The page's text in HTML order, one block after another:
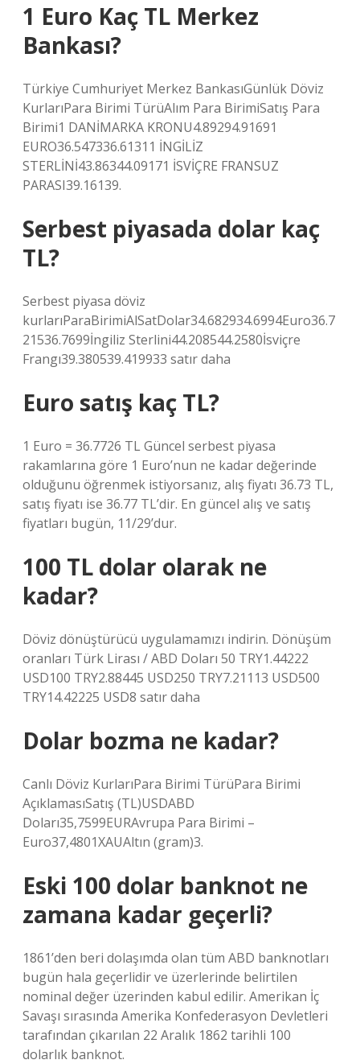
1 Euro Kaç TL Merkez
Bankası?
Türkiye Cumhuriyet Merkez BankasıGünlük Döviz
KurlarıPara Birimi TürüAlım Para BirimiSatış Para
Birimi1 DANİMARKA KRONU4.89294.91691
EURO36.547336.61311 İNGİLİZ
STERLİNİ43.86344.09171 İSVİÇRE FRANSUZ
PARASI39.16139.
Serbest piyasada dolar kaç
TL?
Serbest piyasa döviz
kurlarıParaBirimiAlSatDolar34.682934.6994Euro36.7
21536.7699İngiliz Sterlini44.208544.2580İsviçre
Frangı39.380539.419933 satır daha
Euro satış kaç TL?
1 Euro = 36.7726 TL Güncel serbest piyasa
rakamlarına göre 1 Euro’nun ne kadar değerinde
olduğunu öğrenmek istiyorsanız, alış fiyatı 36.73 TL,
satış fiyatı ise 36.77 TL’dir. En güncel alış ve satış
fiyatları bugün, 11/29’dur.
100 TL dolar olarak ne
kadar?
Döviz dönüştürücü uygulamamızı indirin. Dönüşüm
oranları Türk Lirası / ABD Doları 50 TRY1.44222
USD100 TRY2.88445 USD250 TRY7.21113 USD500
TRY14.42225 USD8 satır daha
Dolar bozma ne kadar?
Canlı Döviz KurlarıPara Birimi TürüPara Birimi
AçıklamasıSatış (TL)USDABD
Doları35,7599EURAvrupa Para Birimi –
Euro37,4801XAUAltın (gram)3.
Eski 100 dolar banknot ne
zamana kadar geçerli?
1861’den beri dolaşımda olan tüm ABD banknotları
bugün hala geçerlidir ve üzerlerinde belirtilen
nominal değer üzerinden kabul edilir. Amerikan İç
Savaşı sırasında Amerika Konfederasyon Devletleri
tarafından çıkarılan 22 Aralık 1862 tarihli 100
dolarlık banknot.